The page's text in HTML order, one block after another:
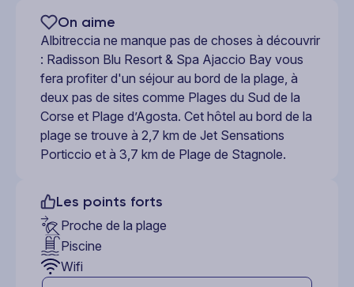
On aime
Albitreccia ne manque pas de choses à découvrir
: Radisson Blu Resort & Spa Ajaccio Bay vous
fera profiter d'un séjour au bord de la plage, à
deux pas de sites comme Plages du Sud de la
Corse et Plage d’Agosta. Cet hôtel au bord de la
plage se trouve à 2,7 km de Jet Sensations
Porticcio et à 3,7 km de Plage de Stagnole.
Les points forts
Proche de la plage
Piscine
Wifi